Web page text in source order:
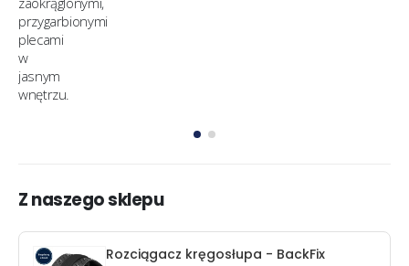
Z naszego sklepu
Rozciągacz kręgosłupa - BackFix